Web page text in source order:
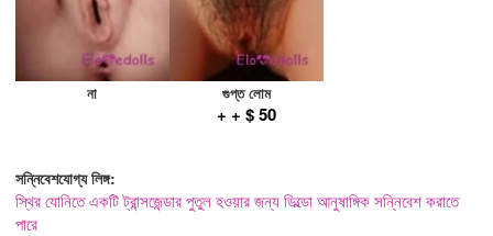
না গুপ্ত লোম
+ + $ 50
সন্নিবেশযোগ্য লিঙ্গ:
স্থির যোনিতে একটি ট্রান্সজেন্ডার পুতুল হওয়ার জন্য ডিল্ডো আনুষাঙ্গিক সন্নিবেশ করাতে
পারে